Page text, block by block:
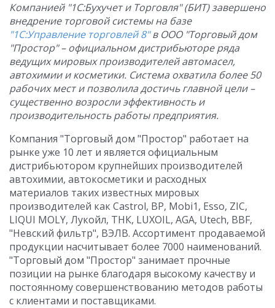
Компанией "1С:Бухучет и Торговля" (БИТ) завершено
внедрение торговой системы на базе
"1С:Управление торговлей 8"в ООО "Торговый дом
"Простор" – официальном дистрибьюторе ряда
ведущих мировых производителей автомасел,
автохимии и косметики. Система охватила более 50
рабочих мест и позволила достичь главной цели –
существенно возросли эффективность и
производительность работы предприятия.
Компания "Торговый дом "Простор" работает на
рынке уже 10 лет и является официальным
дистрибьютором крупнейших производителей
автохимии, автокосметики и расходных
материалов таких известных мировых
производителей как Castrol, ВР, Моbi1, Еssо, ZIС,
LIQUI MOLY, Лукойл, ТНК, LUXOIL, АGА, Utech, ВВF,
"Невский фильтр", ВЭЛВ. Ассортимент продаваемой
продукции насчитывает более 7000 наименований.
"Торговый дом "Простор" занимает прочные
позиции на рынке благодаря высокому качеству и
постоянному совершенствованию методов работы
с клиентами и поставщиками.